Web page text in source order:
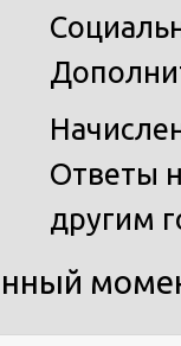
Ответы
другим